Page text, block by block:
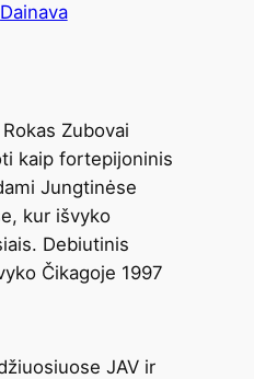
Dainava
Zubovai
kaip fortepijoninis
Jungtinėse
kur išvyko
Debiutinis
Čikagoje 1997
JAV ir